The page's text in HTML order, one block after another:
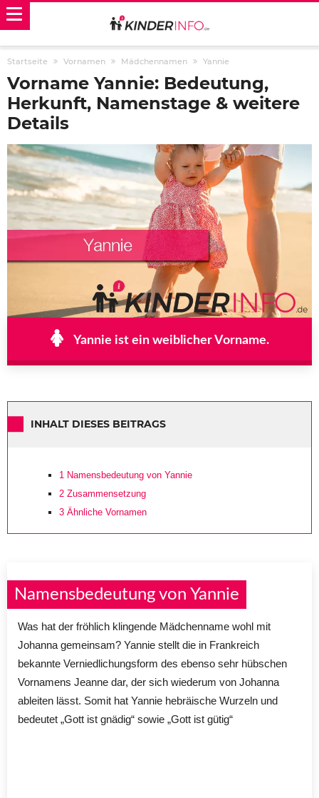
Startseite Vornamen Mädchennamen Yannie
Vorname Yannie: Bedeutung,
Herkunft, Namenstage & weitere
Details
Yannie ist ein weiblicher Vorname.
INHALT DIESES BEITRAGS
1 Namensbedeutung von Yannie
2 Zusammensetzung
3 Ähnliche Vornamen
Namensbedeutung von Yannie
Was hat der fröhlich klingende Mädchenname wohl mit
Johanna gemeinsam? Yannie stellt die in Frankreich
bekannte Verniedlichungsform des ebenso sehr hübschen
Vornamens Jeanne dar, der sich wiederum von Johanna
ableiten lässt. Somit hat Yannie hebräische Wurzeln und
bedeutet „Gott ist gnädig“ sowie „Gott ist gütig“